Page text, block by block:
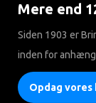
Mere end
Siden 1903 er
inden for
Opdag vores